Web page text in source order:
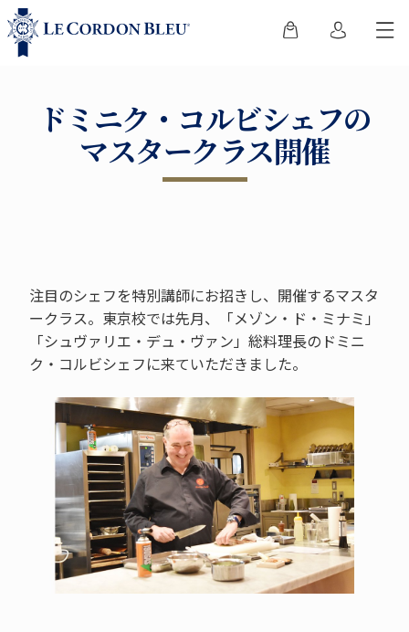
ドミニク・コルビシェフの
マスタークラス開催
注目のシェフを特別講師にお招きし、開催するマスタ
ークラス。東京校では先月、「メゾン・ド・ミナミ」
「シュヴァリエ・デュ・ヴァン」総料理長のドミニ
ク・コルビシェフに来ていただきました。